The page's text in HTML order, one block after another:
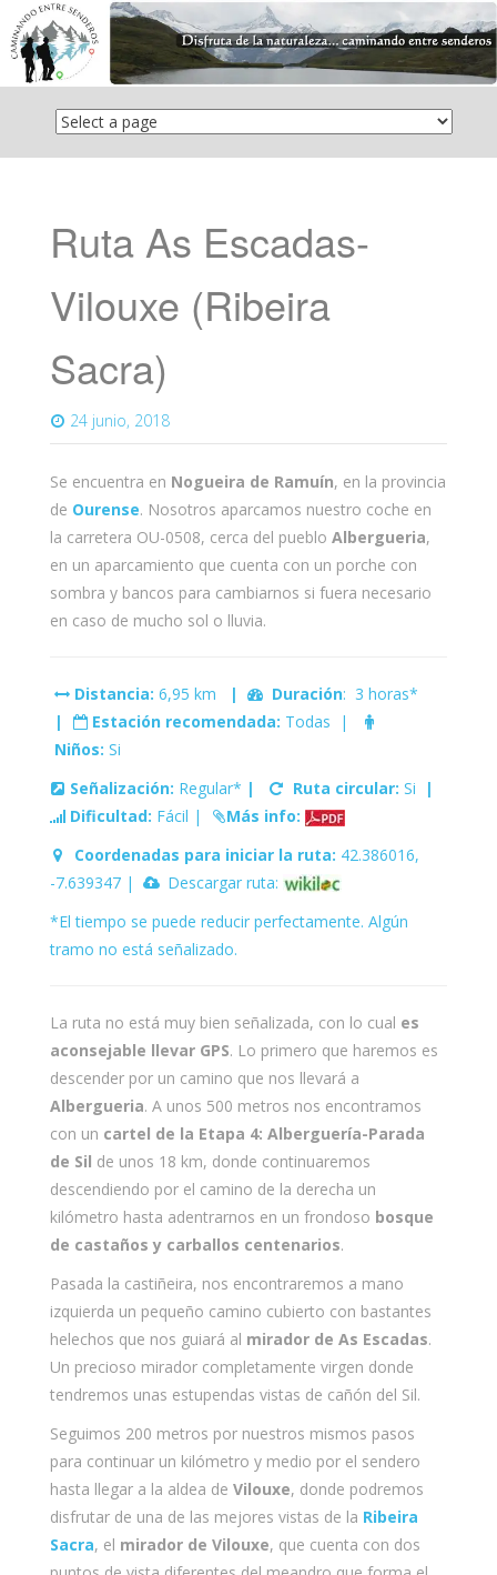
Saltar
contenido
Ruta As Escadas-
Vilouxe (Ribeira
Sacra)
24 junio, 2018
Se encuentra en Nogueira de Ramuín, en la provincia
de Ourense. Nosotros aparcamos nuestro coche en
la carretera OU-0508, cerca del pueblo Albergueria,
en un aparcamiento que cuenta con un porche con
sombra y bancos para cambiarnos si fuera necesario
en caso de mucho sol o lluvia.
Distancia: 6,95 km | Duración: 3 horas*
|
Estación recomendada: Todas |
Niños: Si
Señalización: Regular* | Ruta circular: Si
|
Dificultad: Fácil |
Más info:
Coordenadas para iniciar la ruta: 42.386016,
-7.639347 |
Descargar ruta:
*El tiempo se puede reducir perfectamente. Algún
tramo no está señalizado.
La ruta no está muy bien señalizada, con lo cual es
aconsejable llevar GPS. Lo primero que haremos es
descender por un camino que nos llevará a
Albergueria. A unos 500 metros nos encontramos
con un cartel de la Etapa 4: Alberguería-Parada
de Sil de unos 18 km, donde continuaremos
descendiendo por el camino de la derecha un
kilómetro hasta adentrarnos en un frondoso bosque
de castaños y carballos centenarios.
Pasada la castiñeira, nos encontraremos a mano
izquierda un pequeño camino cubierto con bastantes
helechos que nos guiará al mirador de As Escadas.
Un precioso mirador completamente virgen donde
tendremos unas estupendas vistas de cañón del Sil.
Seguimos 200 metros por nuestros mismos pasos
para continuar un kilómetro y medio por el sendero
hasta llegar a la aldea de Vilouxe, donde podremos
disfrutar de una de las mejores vistas de la Ribeira
Sacra, el mirador de Vilouxe, que cuenta con dos